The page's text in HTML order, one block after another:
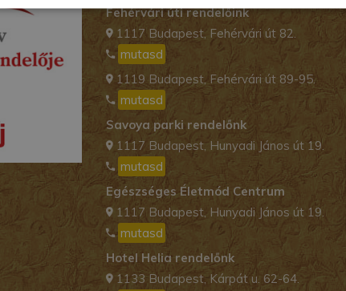
Fehérvári úti rendelőink
1117 Budapest, Fehérvári út 82.
mutasd
1119 Budapest, Fehérvári út 89-95.
mutasd
Savoya parki rendelőnk
1117 Budapest, Hunyadi János út 19.
mutasd
Egészséges Életmód Centrum
1117 Budapest, Hunyadi János út 19.
mutasd
Hotel Helia rendelőnk
1133 Budapest, Kárpát u. 62-64.